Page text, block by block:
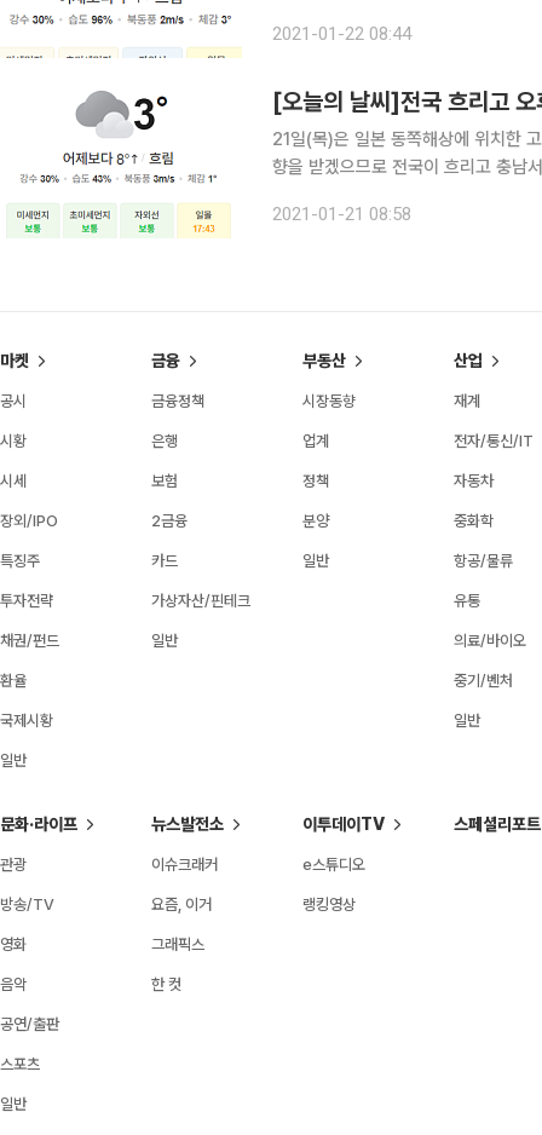
습니다. ▶기온전망 오늘(22일)과
2021-01-22 08:44
[오늘의 날씨]전국 흐리고
21일(목)은 일본 동쪽해상에 위치한
향을 받겠으므로 전국이 흐리고 충남
2021-01-21 08:58
마켓
공시
시황
시세
장외/IPO
특징주
투자전략
채권/펀드
환율
국제시황
일반
금융
금융정책
은행
보험
2금융
카드
가상자산/핀테크
일반
부동산
시장동향
업계
정책
분양
일반
산업
재계
전자/통신/IT
자동차
중화학
항공/물류
유통
의료/바이오
중기/벤처
일반
문화·라이프
관광
방송/TV
영화
음악
공연/출판
스포츠
일반
뉴스발전소
이슈크래커
요즘, 이거
그래픽스
한 컷
이투데이TV
e스튜디오
랭킹영상
스페셜리포트